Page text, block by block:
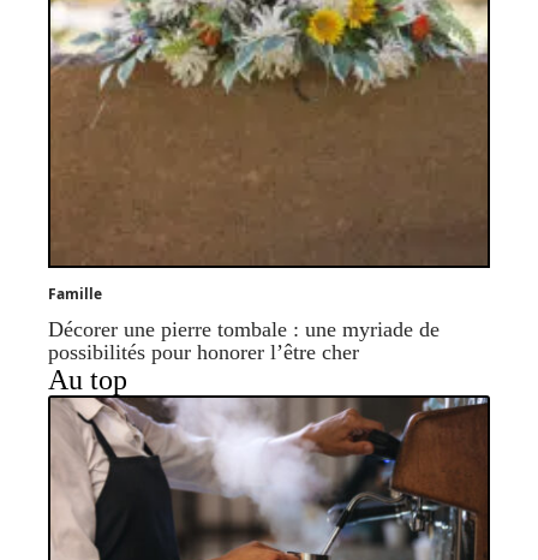
Famille
Décorer une pierre tombale : une myriade de
possibilités pour honorer l’être cher
Au top